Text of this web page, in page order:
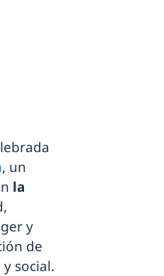
, un
la
y
de
social.